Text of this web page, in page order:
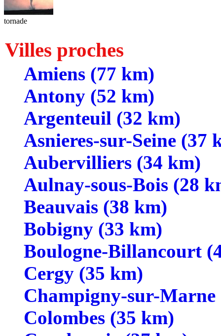
tornade
Villes proches
Amiens (77 km)
Antony (52 km)
Argenteuil (32 km)
Asnieres-sur-Seine (37
Aubervilliers (34 km)
Aulnay-sous-Bois (28
Beauvais (38 km)
Bobigny (33 km)
Boulogne-Billancourt
Cergy (35 km)
Champigny-sur-Marne
Colombes (35 km)